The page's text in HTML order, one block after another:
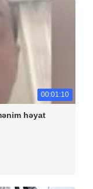
00:01:10
həyat